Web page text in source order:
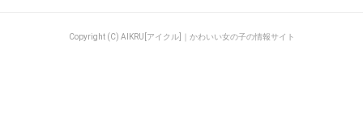
Copyright (C) AIKRU[アイクル]｜かわいい女の子の情報サイト